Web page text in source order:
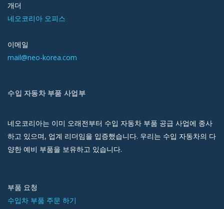
개더
네오코리아 오피스
이메일
mail@neo-korea.com
수입 자동차 부품 사업부
네오코리아는 이미 오래전부터 수입 자동차 부품 공급 사업에 종사
하고 있으며, 업계 리더임을 입증했습니다. 우리는 수입 자동차의 다
양한 예비 부품을 보유하고 있습니다.
부품 요청
수입차 부품 주문 하기